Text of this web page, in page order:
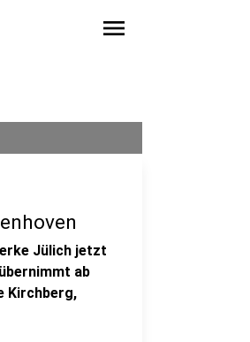
menu
Jülich jetzt
ab
Kirchberg,